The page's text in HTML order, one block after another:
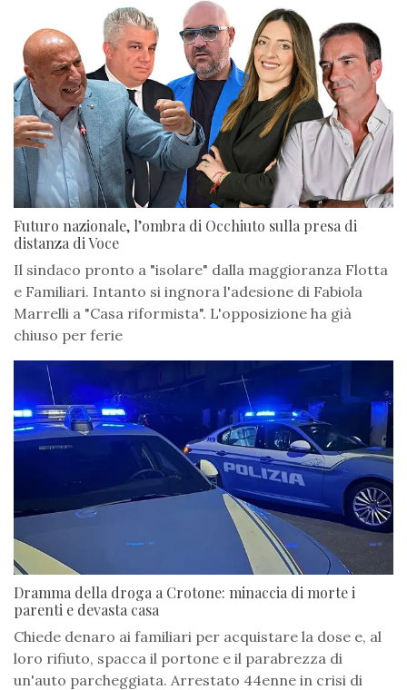
Futuro nazionale, l’ombra di Occhiuto sulla presa di
distanza di Voce
Il sindaco pronto a "isolare" dalla maggioranza Flotta
e Familiari. Intanto si ingnora l'adesione di Fabiola
Marrelli a "Casa riformista". L'opposizione ha già
chiuso per ferie
Dramma della droga a Crotone: minaccia di morte i
parenti e devasta casa
Chiede denaro ai familiari per acquistare la dose e, al
loro rifiuto, spacca il portone e il parabrezza di
un'auto parcheggiata. Arrestato 44enne in crisi di